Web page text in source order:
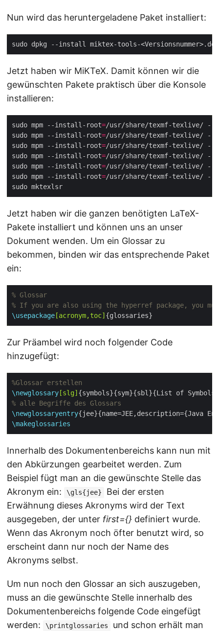
Nun wird das heruntergeladene Paket installiert:
Jetzt haben wir MiKTeX. Damit können wir die
gewünschten Pakete praktisch über die Konsole
installieren:
sudo mpm --install-root=
sudo mpm --install-root=/usr/share/texmf-texlive/
sudo mpm --install-root=/usr/share/texmf-texlive/
sudo mpm --install-root=/usr/share/texmf-texlive/
sudo mpm --install-root=/usr/share/texmf-texlive/
sudo mpm --install-root=/usr/share/texmf-texlive/
Jetzt haben wir die ganzen benötigten LaTeX-
Pakete installiert und können uns an unser
Dokument wenden. Um ein Glossar zu
bekommen, binden wir das entsprechende Paket
ein:
\usepackage [acronym,toc]
Zur Präambel wird noch folgender Code
hinzugefügt:
\newglossary [slg]
\newglossaryentry
\makeglossaries
Innerhalb des Dokumentenbereichs kann nun mit
den Abkürzungen gearbeitet werden. Zum
Beispiel fügt man an die gewünschte Stelle das
Akronym ein:
\gls{jee}
Bei der ersten
Erwähnung dieses Akronyms wird der Text
ausgegeben, der unter first={} definiert wurde.
Wenn das Akronym noch öfter benutzt wird, so
erscheint dann nur noch der Name des
Akronyms selbst.
Um nun noch den Glossar an sich auszugeben,
muss an die gewünschte Stelle innerhalb des
Dokumentenbereichs folgende Code eingefügt
werden:
\printglossaries
und schon erhält man